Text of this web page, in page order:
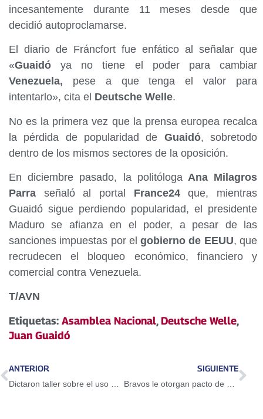
incesantemente durante 11 meses desde que
decidió autoproclamarse.
El diario de Fráncfort fue enfático al señalar que
«Guaidó ya no tiene el poder para cambiar
Venezuela, pese a que tenga el valor para
intentarlo», cita el Deutsche Welle.
No es la primera vez que la prensa europea recalca
la pérdida de popularidad de Guaidó, sobretodo
dentro de los mismos sectores de la oposición.
En diciembre pasado, la politólogaAna Milagros
Parra señaló al portal France24que, mientras
Guaidó sigue perdiendo popularidad, el presidente
Maduro se afianza en el poder, a pesar de las
sanciones impuestas por elgobierno de EEUU, que
recrudecen el bloqueo económico, financiero y
comercial contra Venezuela.
T/AVN
Etiquetas: Asamblea Nacional, Deutsche Welle,
Juan Guaidó
ANTERIOR SIGUIENTE